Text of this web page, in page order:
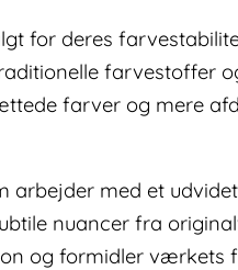
for deres
farvestoffer
farver og mere
arbejder med et
nuancer fra
og formidler